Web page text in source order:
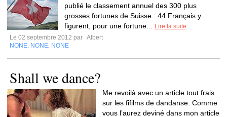
publié le classement annuel des 300 plus
grosses fortunes de Suisse : 44 Français y
figurent, pour une fortune...
Lire la suite
Le 02 septembre 2012 par Albert
NONE NONE NONE
Shall we dance?
Me revoilà avec un article tout frais
sur les fifilms de dandanse. Comme
vous l’aurez deviné dans mon article